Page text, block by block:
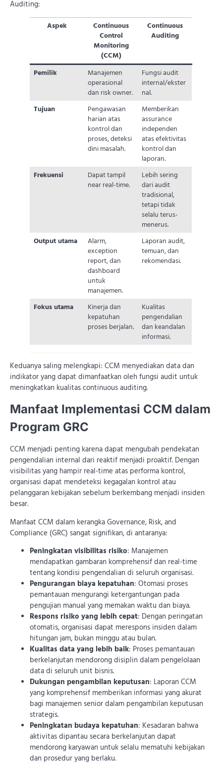
Auditing:
Aspek
Continuous
Control
Monitoring
(CCM)
Continuous
Auditing
Pemilik
Manajemen
operasional
dan risk owner.
Fungsi audit
internal/ekster
nal.
Tujuan
Pengawasan
harian atas
kontrol dan
proses, deteksi
dini masalah.
Memberikan
assurance
independen
atas efektivitas
kontrol dan
laporan.
Frekuensi
Dapat tampil
near real-time.
Lebih sering
dari audit
tradisional,
tetapi tidak
selalu terus-
menerus.
Output utama
Alarm,
exception
report, dan
dashboard
untuk
manajemen.
Laporan audit,
temuan, dan
rekomendasi.
Fokus utama
Kinerja dan
kepatuhan
proses berjalan.
Kualitas
pengendalian
dan keandalan
informasi.
Keduanya saling melengkapi: CCM menyediakan data dan
indikator yang dapat dimanfaatkan oleh fungsi audit untuk
meningkatkan kualitas continuous auditing.
Manfaat Implementasi CCM dalam
Program GRC
CCM menjadi penting karena dapat mengubah pendekatan
pengendalian internal dari reaktif menjadi proaktif. Dengan
visibilitas yang hampir real-time atas performa kontrol,
organisasi dapat mendeteksi kegagalan kontrol atau
pelanggaran kebijakan sebelum berkembang menjadi insiden
besar.
Manfaat CCM dalam kerangka Governance, Risk, and
Compliance (GRC) sangat signifikan, di antaranya:
Peningkatan visibilitas risiko: Manajemen
mendapatkan gambaran komprehensif dan real-time
tentang kondisi pengendalian di seluruh organisasi.
Pengurangan biaya kepatuhan: Otomasi proses
pemantauan mengurangi ketergantungan pada
pengujian manual yang memakan waktu dan biaya.
Respons risiko yang lebih cepat: Dengan peringatan
otomatis, organisasi dapat merespons insiden dalam
hitungan jam, bukan minggu atau bulan.
Kualitas data yang lebih baik: Proses pemantauan
berkelanjutan mendorong disiplin dalam pengelolaan
data di seluruh unit bisnis.
Dukungan pengambilan keputusan: Laporan CCM
yang komprehensif memberikan informasi yang akurat
bagi manajemen senior dalam pengambilan keputusan
strategis.
Peningkatan budaya kepatuhan: Kesadaran bahwa
aktivitas dipantau secara berkelanjutan dapat
mendorong karyawan untuk selalu mematuhi kebijakan
dan prosedur yang berlaku.